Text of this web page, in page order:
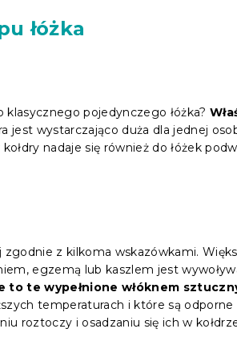
łóżka
pojedynczego łóżka?
jest wystarczająco duża dla jednej
nadaje się również do łóżek
zgodnie z kilkoma wskazówkami.
egzemą lub kaszlem jest
to te wypełnione włóknem
temperaturach i które są odporne
roztoczy i osadzaniu się ich w